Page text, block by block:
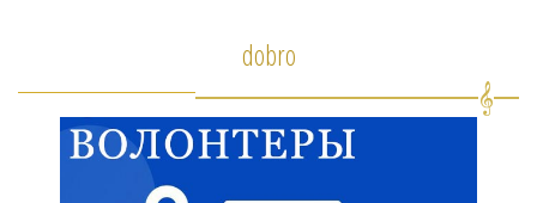
dobro